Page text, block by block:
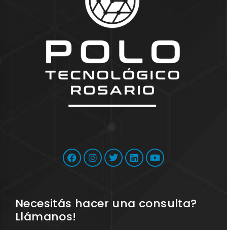
Necesitás hacer una consulta?
Llámanos!